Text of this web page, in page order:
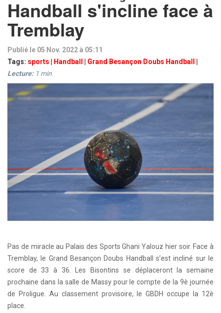
Handball s'incline face à
Tremblay
Publié le 05 Nov. 2022 à 05:11
Tags: sports Handball Grand Besançon Doubs Handball
Lecture: 1 min
Pas de miracle au Palais des Sports Ghani Yalouz hier soir. Face à
Tremblay, le Grand Besançon Doubs Handball s’est incliné sur le
score de 33 à 36. Les Bisontins se déplaceront la semaine
prochaine dans la salle de Massy pour le compte de la 9è journée
de Proligue. Au classement provisoire, le GBDH occupe la 12è
place.